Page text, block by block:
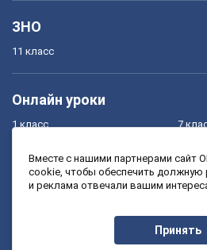
ЗНО
11 класс
Онлайн уроки
1 класс
3 класс
7
9
Вместе с нашими партнерами сайт
cookie, чтобы обеспечить должную
и реклама отвечали вашим
Принять